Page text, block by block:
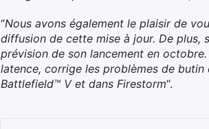
“Nous avons également le plaisir de
diffusion de cette mise à jour. De plus,
prévision de son lancement en
latence, corrige les problèmes de
Battlefield™ V et dans Firestorm“.